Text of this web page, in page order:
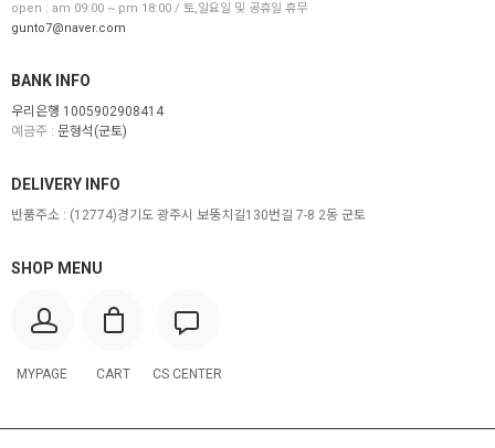
open : am 09:00 ~ pm 18:00 / 토,일요일 및 공휴일 휴무
gunto7@naver.com
BANK INFO
우리은행 1005902908414
예금주 : 문형석(군토)
SHOP MENU
MYPAGE CART CS CENTER
DELIVERY INFO
반품주소 : (12774)경기도 광주시 보뚱치길130번길 7-8 2동 군토